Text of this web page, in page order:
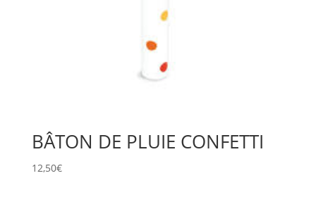
BÂTON DE PLUIE CONFETTI
12,50€